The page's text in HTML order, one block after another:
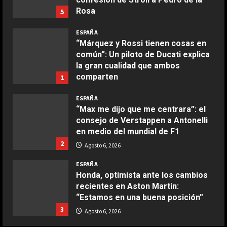
5
Rosa
1
ESPAÑA
“Márquez y Rossi tienen cosas en
común”: Un piloto de Ducati explica
la gran cualidad que ambos
comparten
2
ESPAÑA
“Max me dijo que me centrara”: el
consejo de Verstappen a Antonelli
en medio del mundial de F1
Agosto 6, 2026
3
ESPAÑA
Honda, optimista ante los cambios
recientes en Aston Martin:
“Estamos en una buena posición”
Agosto 6, 2026
Ensalada de habas y alcachofas con
langostinos
Giugno 20, 2026
Ensalada de espinacas deliciosa
Maggio 28, 2026
COCINA
Boquerones fritos en freidora de
aire
Aprile 24, 2026
DEPORTES
Tragedia mortal de un internacional
Agosto 6, 2026
DEPORTES
Rodri Sánchez: “Sí que pienso en
Agosto 6, 2026
DEPORTES
Nueva exhibición de un Leo Messi